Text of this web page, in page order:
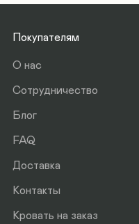
Покупателям
О нас
Сотрудничество
Блог
FAQ
Доставка
Контакты
Кровать на заказ